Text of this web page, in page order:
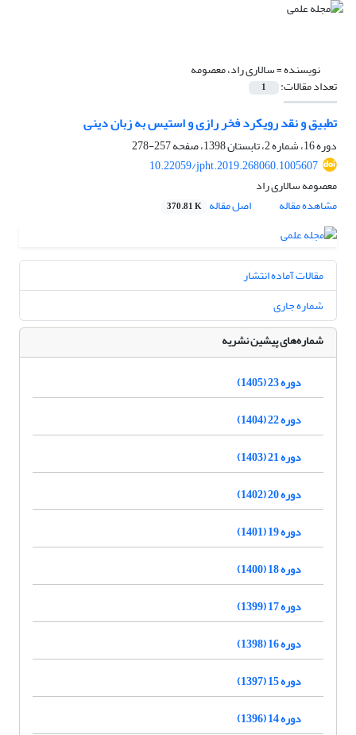
نویسنده =سالاری راد، معصومه
تعداد مقالات: 1
تطبیق و نقد رویکرد فخر رازی و استیس به زبان دینی
دوره 16، شماره 2، تابستان 1398، صفحه
257-278
10.22059/jpht.2019.268060.1005607
معصومه سالاری راد
مشاهده مقاله
اصل مقاله 370.81 K
مقالات آماده انتشار
شماره جاری
شماره‌های پیشین نشریه
دوره 23 (1405)
دوره 22 (1404)
دوره 21 (1403)
دوره 20 (1402)
دوره 19 (1401)
دوره 18 (1400)
دوره 17 (1399)
دوره 16 (1398)
دوره 15 (1397)
دوره 14 (1396)